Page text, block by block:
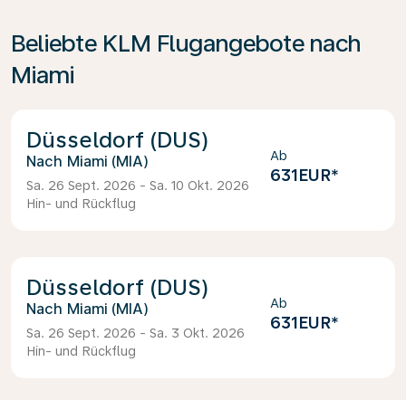
Beliebte KLM Flugangebote nach
Miami
Düsseldorf (DUS)
Miami (MIA)
Sa. 26 Sept. 2026 - Sa. 10 Okt. 2026
Hin- und Rückflug
Ab
631EUR*
Düsseldorf (DUS)
Miami (MIA)
Sa. 26 Sept. 2026 - Sa. 3 Okt. 2026
Hin- und Rückflug
Ab
631EUR*